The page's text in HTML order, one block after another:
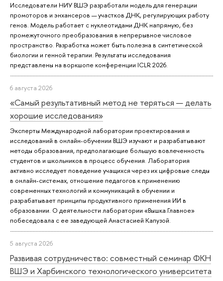
Исследователи НИУ ВШЭ разработали модель для генерации
промоторов и энхансеров — участков ДНК, регулирующих работу
генов. Модель работает с нуклеотидами ДНК напрямую, без
промежуточного преобразования в непрерывное числовое
пространство. Разработка может быть полезна в синтетической
биологии и генной терапии. Результаты исследования
представлены на воркшопе конференции ICLR 2026.
6 августа 2026
«Самый результативный метод не теряться — делать
хорошие исследования»
Эксперты Международной лаборатории проектирования и
исследований в онлайн-обучении ВШЭ изучают и разрабатывают
методы образования, предполагающие большую вовлеченность
студентов и школьников в процесс обучения. Лаборатория
активно исследует поведение учащихся через их цифровые следы
в онлайн-системах, отношение педагогов к применению
современных технологий и коммуникаций в обучении и
разрабатывает принципы продуктивного применения ИИ в
образовании. О деятельности лаборатории «Вышка.Главное»
побеседовала с ее заведующей Анастасией Капузой.
5 августа 2026
Развивая сотрудничество: совместный семинар ФКН
ВШЭ и Харбинского технологического университета